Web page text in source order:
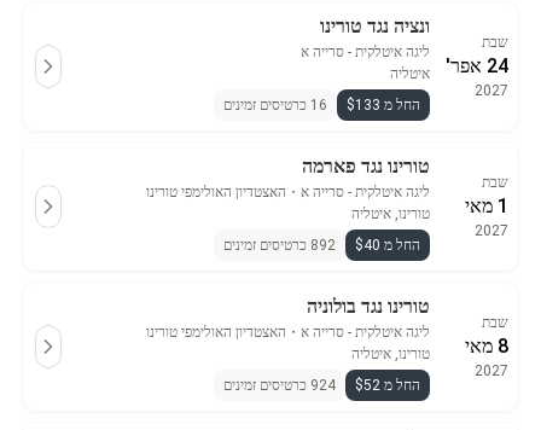
שבת
24 אפר'
2027
ונציה נגד טורינו
ליגה איטלקית - סרייה א
איטליה
החל מ $133
16 כרטיסים זמינים
שבת
1 מאי
2027
טורינו נגד פארמה
ליגה איטלקית - סרייה א ・ האצטדיון האולימפי טורינו
טורינו, איטליה
החל מ $40
892 כרטיסים זמינים
שבת
8 מאי
2027
טורינו נגד בולוניה
ליגה איטלקית - סרייה א ・ האצטדיון האולימפי טורינו
טורינו, איטליה
החל מ $52
924 כרטיסים זמינים